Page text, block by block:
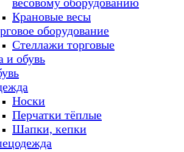
Крановые весы
оборудование
Стеллажи торговые
и обувь
Носки
Перчатки тёплые
Шапки, кепки